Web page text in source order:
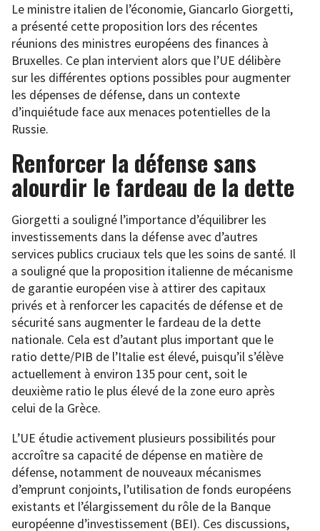
Le ministre italien de l’économie, Giancarlo Giorgetti,
a présenté cette proposition lors des récentes
réunions des ministres européens des finances à
Bruxelles. Ce plan intervient alors que l’UE délibère
sur les différentes options possibles pour augmenter
les dépenses de défense, dans un contexte
d’inquiétude face aux menaces potentielles de la
Russie.
Renforcer la défense sans
alourdir le fardeau de la dette
Giorgetti a souligné l’importance d’équilibrer les
investissements dans la défense avec d’autres
services publics cruciaux tels que les soins de santé. Il
a souligné que la proposition italienne de mécanisme
de garantie européen vise à attirer des capitaux
privés et à renforcer les capacités de défense et de
sécurité sans augmenter le fardeau de la dette
nationale. Cela est d’autant plus important que le
ratio dette/PIB de l’Italie est élevé, puisqu’il s’élève
actuellement à environ 135 pour cent, soit le
deuxième ratio le plus élevé de la zone euro après
celui de la Grèce.
L’UE étudie activement plusieurs possibilités pour
accroître sa capacité de dépense en matière de
défense, notamment de nouveaux mécanismes
d’emprunt conjoints, l’utilisation de fonds européens
existants et l’élargissement du rôle de la Banque
européenne d’investissement (BEI). Ces discussions,